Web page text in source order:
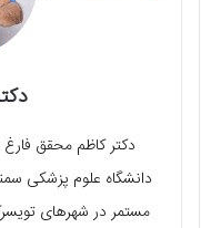
دانشگاه علوم پزشکی
مستمر در شهرهای